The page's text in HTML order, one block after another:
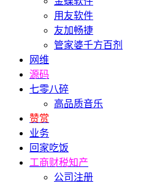
用友软件
友加畅捷
管家婆千方百剂
网维
源码
七零八碎
高品质音乐
赞赏
业务
回家吃饭
工商财税知产
公司注册